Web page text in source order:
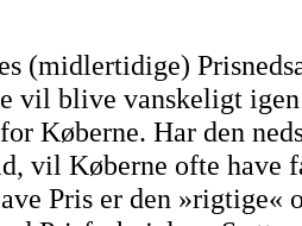
(midlertidige)
vil blive vanskeligt
Køberne. Har den
vil Køberne ofte have
Pris er den »rigtige«